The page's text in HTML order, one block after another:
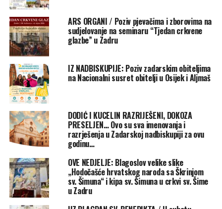
„Kad Crkva posvećuje neku građevinu, ona ne slavi samo
dovršetak građevinskih radova, nego prije svega
zahvaljuje Bogu za narod koji se u toj crkvi okuplja.
Posvećeni zidovi i oltar imaju duboko značenje jer čine
vidljivom Crkvu koja tu živi. Ta građevina svjedoči da Bog
ARS ORGANI / Poziv pjevačima i zborovima na
sudjelovanje na seminaru “Tjedan crkvene
glazbe” u Zadru
IZ NADBISKUPIJE: Poziv zadarskim obiteljima
na Nacionalni susret obitelji u Osijek i Aljmaš
DODIĆ I KUCELIN RAZRIJEŠENI, DOKOZA
PRESELJEN… Ovo su sva imenovanja i
razrješenja u Zadarskoj nadbiskupiji za ovu
godinu…
OVE NEDJELJE: Blagoslov velike slike
„Hodočašće hrvatskog naroda sa Škrinjom
sv. Šimuna“ i kipa sv. Šimuna u crkvi sv. Šime
u Zadru